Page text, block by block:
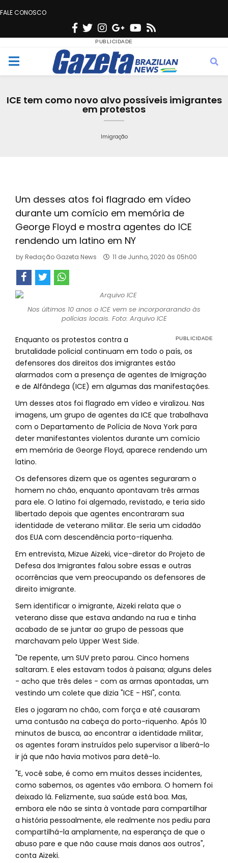
FALE CONOSCO
F
c
e
o
T
w
i
t
e
n
s
t
g
r
a
G
o
o
g
e
Y
u
t
b
s
M
ICE tem como novo alvo possíveis imigrantes
em protestos
Imigração
Um desses atos foi flagrado em vídeo
durante um comício em memória de
George Floyd e mostra agentes do ICE
rendendo um latino em NY
by Redação Gazeta News 11 de Junho, 2020 às 05h00
Nos últimos 10 anos o ICE vem se incorporarando às
polícias locais. Foto: Arquivo ICE
Enquanto os protestos contra a
brutalidade policial continuam em todo o país, os
defensores dos direitos dos imigrantes estão
alarmados com a presença de agentes de Imigração
e de Alfândega (ICE) em algumas das manifestações.
Um desses atos foi flagrado em vídeo e viralizou. Nas
imagens, um grupo de agentes da ICE que trabalhava
com o Departamento de Polícia de Nova York para
deter manifestantes violentos durante um comício
em memória de George Floyd, aparece rendendo um
latino.
Os defensores dizem que os agentes seguraram o
homem no chão, enquanto apontavam três armas
para ele. O latino foi algemado, revistado, e teria sido
libertado depois que agentes encontraram sua
identidade de veterano militar. Ele seria um cidadão
dos EUA com descendência porto-riquenha.
Em entrevista, Mizue Aizeki, vice-diretor do Projeto de
Defesa dos Imigrantes falou sobre essas e outras
ocorrências que vem preocupando os defensores de
direito imigrante.
Sem identificar o imigrante, Aizeki relata que o
veterano disse que estava andando na rua e tinha
acabado de se juntar ao grupo de pessoas que
marchavam pelo Upper West Side.
"De repente, um SUV preto parou. Cinco homens
saltaram. E eles estavam todos à paisana; alguns deles
- acho que três deles - com as armas apontadas, um
vestindo um colete que dizia "ICE - HSI", conta.
Eles o jogaram no chão, com força e até causaram
uma contusão na cabeça do porto-riquenho. Após 10
minutos de busca, ao encontrar a identidade militar,
os agentes foram instruídos pelo supervisor a liberá-lo
ir já que não havia motivos para detê-lo.
"E, você sabe, é como em muitos desses incidentes,
como sabemos, os agentes vão embora. O homem foi
deixado lá. Felizmente, sua saúde está boa. Mas,
embora ele não se sinta à vontade para compartilhar
a história pessoalmente, ele realmente nos pediu para
compartilhá-la amplamente, na esperança de que o
abuso pare e que não cause mais danos aos outros",
conta Aizeki.